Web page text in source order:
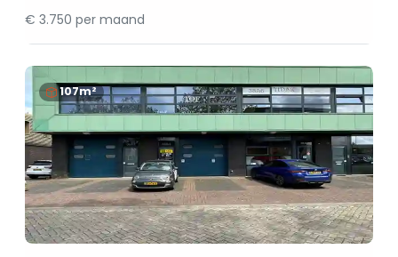
€ 3.750 per maand
107m²